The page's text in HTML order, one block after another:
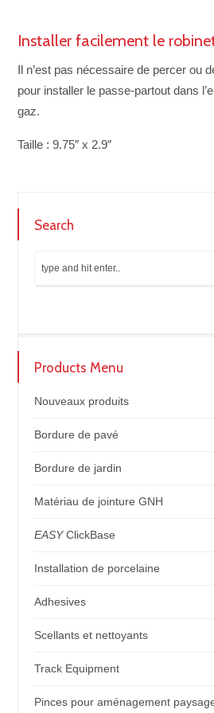
Installer facilement le
Il n’est pas nécessaire de percer ou
pour installer le passe-partout dans
gaz.
Taille : 9.75″ x 2.9″
Search
Products Menu
Nouveaux produits
Bordure de pavé
Bordure de jardin
Matériau de jointure GNH
EASYClickBase
Installation de porcelaine
Adhesives
Scellants et nettoyants
Track Equipment
Pinces pour aménagement